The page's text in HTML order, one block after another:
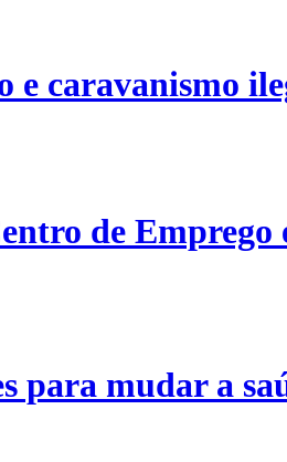
e caravanismo
de Emprego
para mudar a